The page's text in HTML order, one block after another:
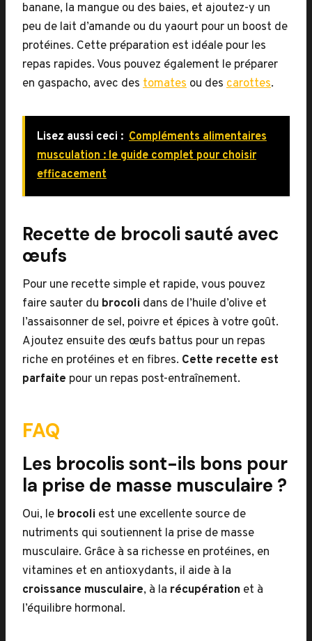
banane, la mangue ou des baies, et ajoutez-y un
peu de lait d’amande ou du yaourt pour un boost de
protéines. Cette préparation est idéale pour les
repas rapides. Vous pouvez également le préparer
en gaspacho, avec des tomates ou des carottes.
Lisez aussi ceci : Compléments alimentaires
musculation : le guide complet pour choisir
efficacement
Recette de brocoli sauté avec
œufs
Pour une recette simple et rapide, vous pouvez
faire sauter du brocoli dans de l’huile d’olive et
l’assaisonner de sel, poivre et épices à votre goût.
Ajoutez ensuite des œufs battus pour un repas
riche en protéines et en fibres. Cette recette est
parfaite pour un repas post-entraînement.
FAQ
Les brocolis sont-ils bons pour
la prise de masse musculaire ?
Oui, le brocoli est une excellente source de
nutriments qui soutiennent la prise de masse
musculaire. Grâce à sa richesse en protéines, en
vitamines et en antioxydants, il aide à la
croissance musculaire, à la récupération et à
l’équilibre hormonal.